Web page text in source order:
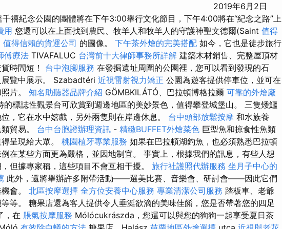
2019年6月2日
千禧紀念公園的團體將在下午3:00舉行文化節目，下午4:00將在“紀念之路”上
用 您還可以在上面找到農民、牧羊人和牧羊人的守護神聖文德爾(Saint 值得
值得信賴的貨運公司 的圖像。 下午茶外燴的完美搭配 如今，它也是徒步旅行
傅療法 TIVAFALUC 台灣前十大律師事務所詳解 建築木材銷售、完整屋頂材
時間短！ 台中泡腳服務 在發掘遺址周圍的公園裡，您可以看到發現的石
覽中展示。 Szabadtéri 近視雷射視力矯正 公園為遊客提供停車位，並可在
片。 知名助聽器品牌介紹 GÖMBKILÁTÓ、巴拉頓博格拉爾 可靠的外燴廠
的標誌性觀景台可欣賞到週邊地區的美妙景色，值得攀登城堡山。 三隻矮鱷
，它在水中嬉戲，另外兩隻則在岸邊休息。 台中頭部放鬆按摩 和水族養
貿易。 台中台胞證辦理資訊 - 精緻BUFFET外燴菜色 巨型魚和掠食性魚類
呈現給大眾。 桃園植牙專業服務 如果在巴拉頓湖釣魚，也必須熟悉巴拉頓
在某些方面更為嚴格，並因地制宜。 事實上，根據我們的訊息，有些人想
但據專家稱，這些項目不會互相干擾。 旅行社護照代辦服務 坐月子中心的
此外，還將舉辦許多附帶活動——選美比賽、音樂會、研討會——因此它們
會。 北區按摩選擇 全方位安養中心服務 專業清潔公司服務 踏板車、老爺
等。 糖果店還為客人提供令人垂涎欲滴的美味佳餚，您是否帶著您的四足
，在 脹氣按摩服務 Mólócukrászda，您還可以與您的狗狗一起享受夏日茶